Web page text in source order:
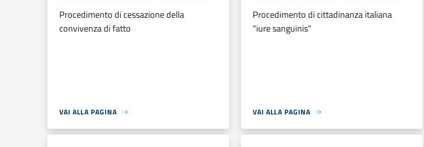
Procedimento di cessazione della
convivenza di fatto
VAI ALLA PAGINA
Procedimento di cittadinanza italiana
"iure sanguinis"
VAI ALLA PAGINA